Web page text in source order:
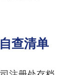
查清单